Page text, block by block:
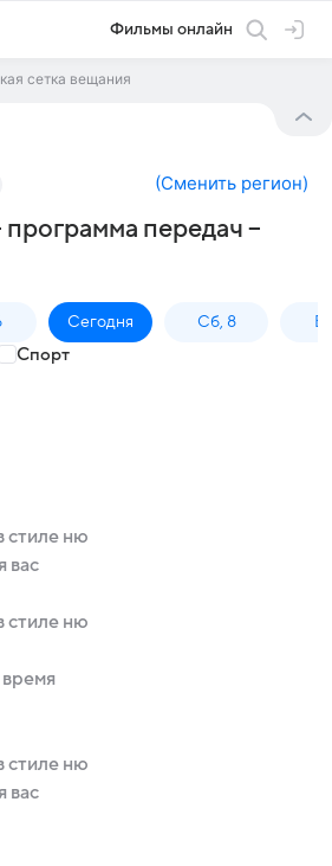
Фильмы онлайн
сетка вещания
(Сменить регион)
программа передач –
Сегодня Сб, 8
Спорт
стиле ню
вас
стиле ню
стиле ню
вас